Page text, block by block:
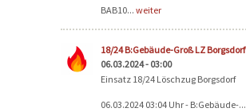
BAB10... weiter
18/24 B:Gebäude-Groß LZ Borgsdorf
06.03.2024 - 03:00
Einsatz 18/24 Löschzug Borgsdorf
06.03.2024 03:04 Uhr - B:Gebäude-...